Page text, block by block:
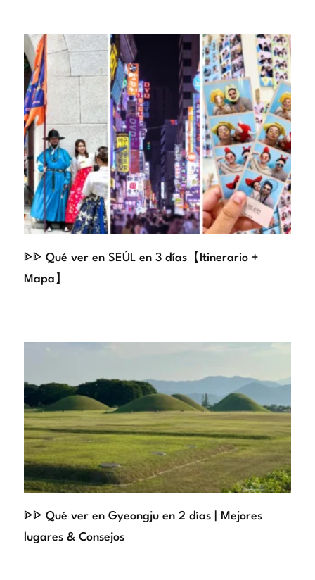
ᐈᐈ Qué ver en SEÚL en 3 días【Itinerario +
Mapa】
ᐈᐈ Qué ver en Gyeongju en 2 días | Mejores
lugares & Consejos